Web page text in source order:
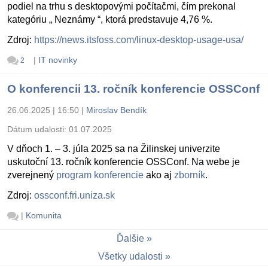
podiel na trhu s desktopovými počítačmi, čím prekonal
kategóriu „ Neznámy “, ktorá predstavuje 4,76 %.
Zdroj: https://news.itsfoss.com/linux-desktop-usage-usa/
2 | IT novinky
O konferencii 13. ročník konferencie OSSConf
26.06.2025 | 16:50 | Miroslav Bendík
Dátum udalosti: 01.07.2025
V dňoch 1. – 3. júla 2025 sa na Žilinskej univerzite
uskutoční 13. ročník konferencie OSSConf. Na webe je
zverejnený program konferencie ako aj zborník.
Zdroj: ossconf.fri.uniza.sk
| Komunita
Ďalšie
Všetky udalosti